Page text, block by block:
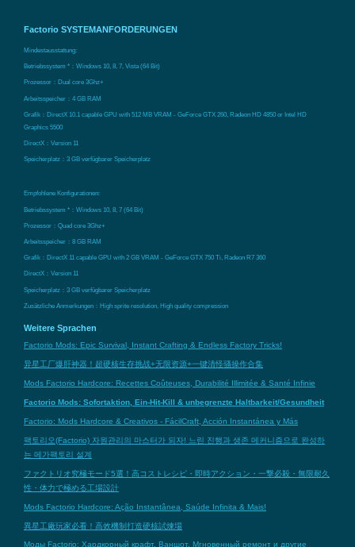
Factorio SYSTEMANFORDERUNGEN
Mindestausstattung:
Betriebssystem *：Windows 10, 8, 7, Vista (64 Bit)
Prozessor：Dual core 3Ghz+
Arbeitsspeicher：4 GB RAM
Grafik：DirectX 10.1 capable GPU with 512 MB VRAM - GeForce GTX 260, Radeon HD 4850 or Intel HD
Graphics 5500
DirectX：Version 11
Speicherplatz：3 GB verfügbarer Speicherplatz
Empfohlene Konfigurationen:
Betriebssystem *：Windows 10, 8, 7 (64 Bit)
Prozessor：Quad core 3Ghz+
Arbeitsspeicher：8 GB RAM
Grafik：DirectX 11 capable GPU with 2 GB VRAM - GeForce GTX 750 Ti, Radeon R7 360
DirectX：Version 11
Speicherplatz：3 GB verfügbarer Speicherplatz
Zusätzliche Anmerkungen：High sprite resolution, High quality compression
Weitere Sprachen
Factorio Mods: Epic Survival, Instant Crafting & Endless Factory Tricks!
异星工厂爆肝神器！超硬核生存挑战+无限资源+一键清怪骚操作合集
Mods Factorio Hardcore: Recettes Coûteuses, Durabilité Illimitée & Santé Infinie
Factorio Mods: Sofortaktion, Ein-Hit-Kill & unbegrenzte Haltbarkeit/Gesundheit
Factorio: Mods Hardcore & Creativos - FácilCraft, Acción Instantánea y Más
팩토리오(Factorio) 자원관리의 마스터가 되자! 느린 진행과 생존 메커니즘으로 완성하
는 메가팩토리 설계
ファクトリオ究極モード5選！高コストレシピ・即時アクション・一撃必殺・無限耐久
性・体力で極める工場設計
Mods Factorio Hardcore: Ação Instantânea, Saúde Infinita & Mais!
異星工廠玩家必看！高效機制打造硬核試煉場
Моды Factorio: Хардкорный крафт, Ваншот, Мгновенный ремонт и другие